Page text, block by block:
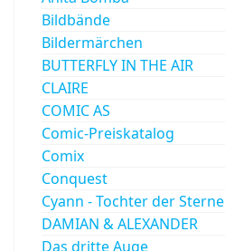
Bildbände
Bildermärchen
BUTTERFLY IN THE AIR
CLAIRE
COMIC AS
Comic-Preiskatalog
Comix
Conquest
Cyann - Tochter der Sterne
DAMIAN & ALEXANDER
Das dritte Auge